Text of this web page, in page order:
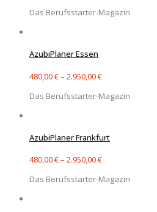
Das Berufsstarter-Magazin
AzubiPlaner Essen
480,00€– 2.950,00€
Das Berufsstarter-Magazin
AzubiPlaner Frankfurt
480,00€– 2.950,00€
Das Berufsstarter-Magazin